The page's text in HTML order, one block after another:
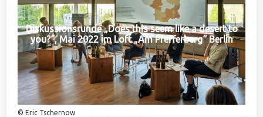
Diskussionsrunde „Does this seem like a desert to
you?“, Mai 2022 im Loft „Am Pfefferberg“ Berlin
© Eric Tschernow